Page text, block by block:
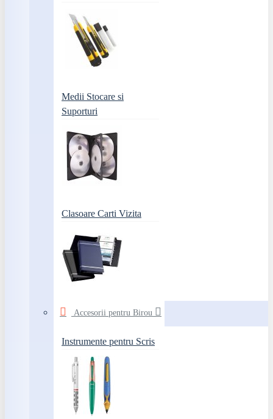
Medii Stocare si
Suporturi
Clasoare Carti Vizita
Accesorii pentru Birou
Instrumente pentru Scris